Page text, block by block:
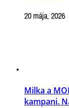
20 mája, 2026
Milka a
kampani.